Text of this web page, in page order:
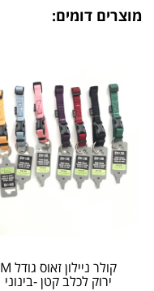
מוצרים דומים:
​קולר ניילון זאוס גודל M
ירוק לכלב קטן -בינוני